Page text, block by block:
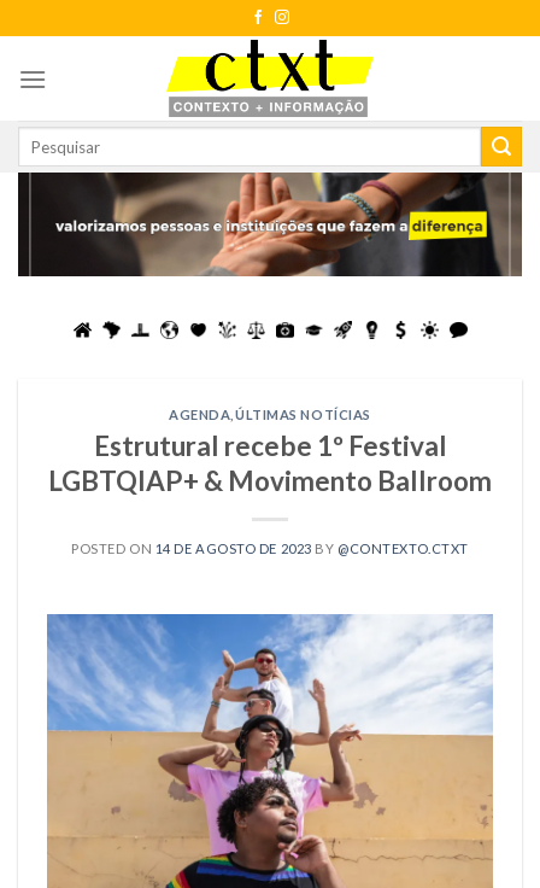
to
content
AGENDA ÚLTIMAS NOTÍCIAS
Estrutural recebe 1º Festival
LGBTQIAP+ & Movimento Ballroom
POSTED ON 14 DE AGOSTO DE 2023 BY @CONTEXTO.CTXT